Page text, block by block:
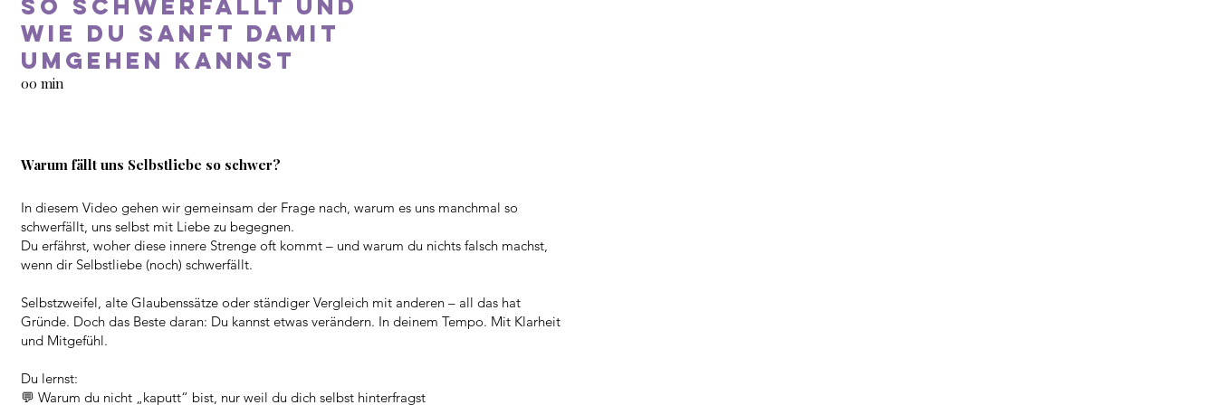
so schwerfällt und
wie du sanft damit
umgehen kannst
00 min
Warum fällt uns Selbstliebe so schwer?
In diesem Video gehen wir gemeinsam der Frage nach, warum es uns manchmal so
schwerfällt, uns selbst mit Liebe zu begegnen.
Du erfährst, woher diese innere Strenge oft kommt – und warum du nichts falsch machst,
wenn dir Selbstliebe (noch) schwerfällt.
Selbstzweifel, alte Glaubenssätze oder ständiger Vergleich mit anderen – all das hat
Gründe. Doch das Beste daran: Du kannst etwas verändern. In deinem Tempo. Mit Klarheit
und Mitgefühl.
Du lernst:
💬 Warum du nicht „kaputt“ bist, nur weil du dich selbst hinterfragst